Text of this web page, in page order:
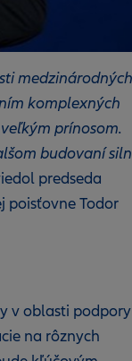
medzinárodných
komplexných
prínosom.
budovaní
predseda
poisťovne Todor
v oblasti podpory
na rôznych